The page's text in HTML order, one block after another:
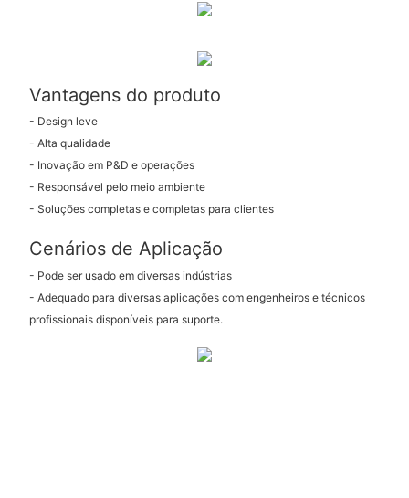
Vantagens do produto
- Design leve
- Alta qualidade
- Inovação em P&D e operações
- Responsável pelo meio ambiente
- Soluções completas e completas para clientes
Cenários de Aplicação
- Pode ser usado em diversas indústrias
- Adequado para diversas aplicações com engenheiros e técnicos
profissionais disponíveis para suporte.